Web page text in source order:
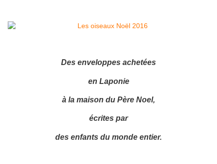
Des enveloppes achetées
en Laponie
à la maison du Père Noel,
écrites par
des enfants du monde entier.